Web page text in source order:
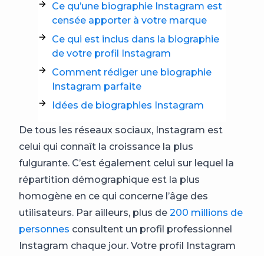
Ce qu’une biographie Instagram est
censée apporter à votre marque
Ce qui est inclus dans la biographie
de votre profil Instagram
Comment rédiger une biographie
Instagram parfaite
Idées de biographies Instagram
De tous les réseaux sociaux, Instagram est
celui qui connaît la croissance la plus
fulgurante. C’est également celui sur lequel la
répartition démographique est la plus
homogène en ce qui concerne l’âge des
utilisateurs. Par ailleurs, plus de 200 millions de
personnes consultent un profil professionnel
Instagram chaque jour. Votre profil Instagram